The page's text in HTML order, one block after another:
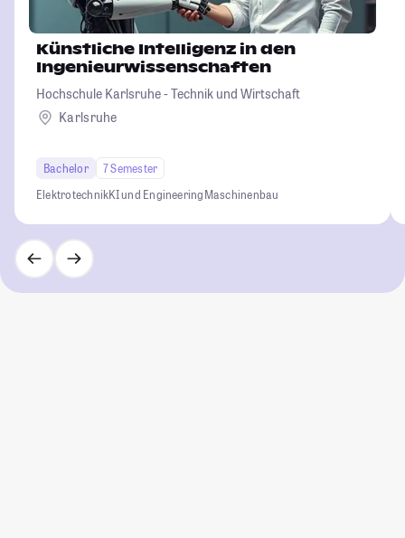
Künstliche Intelligenz in den
Ingenieurwissenschaften
Hochschule Karlsruhe - Technik und Wirtschaft
Karlsruhe
Bachelor
7 Semester
ElektrotechnikKI und EngineeringMaschinenbau